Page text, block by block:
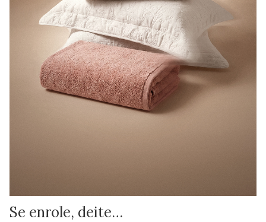
Se enrole, deite…